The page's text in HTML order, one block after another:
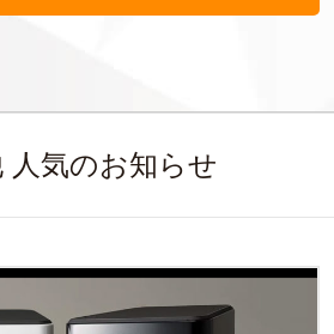
人気のお知らせ